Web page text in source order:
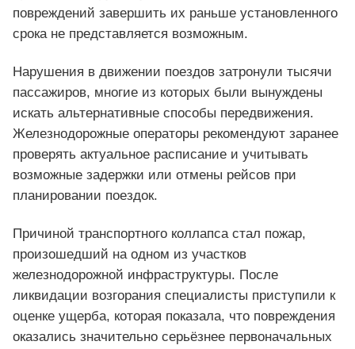
повреждений завершить их раньше установленного
срока не представляется возможным.
Нарушения в движении поездов затронули тысячи
пассажиров, многие из которых были вынуждены
искать альтернативные способы передвижения.
Железнодорожные операторы рекомендуют заранее
проверять актуальное расписание и учитывать
возможные задержки или отмены рейсов при
планировании поездок.
Причиной транспортного коллапса стал пожар,
произошедший на одном из участков
железнодорожной инфраструктуры. После
ликвидации возгорания специалисты приступили к
оценке ущерба, которая показала, что повреждения
оказались значительно серьёзнее первоначальных